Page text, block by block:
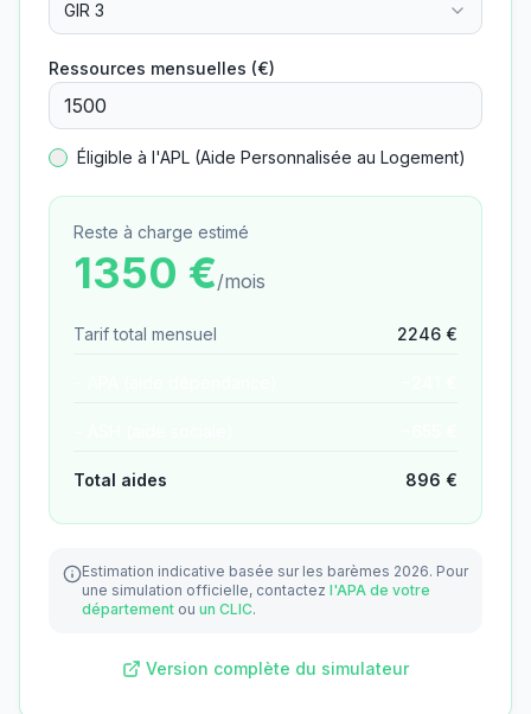
GIR 3
Ressources mensuelles (€)
Éligible à l'APL (Aide Personnalisée au Logement)
Reste à charge estimé
1350 €/mois
Tarif total mensuel 2246 €
Total aides 896 €
Estimation indicative basée sur les barèmes 2026. Pour
une simulation officielle, contactez l'APA de votre
département ou un CLIC.
Version complète du simulateur